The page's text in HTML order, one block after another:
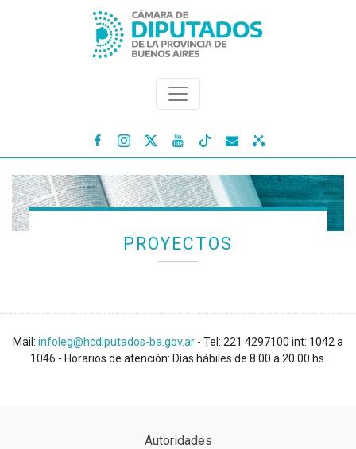
   
PROYECTOS
Mail: infoleg@hcdiputados-ba.gov.ar - Tel: 221 4297100 int: 1042 a
1046 - Horarios de atención: Días hábiles de 8:00 a 20:00 hs.
Autoridades